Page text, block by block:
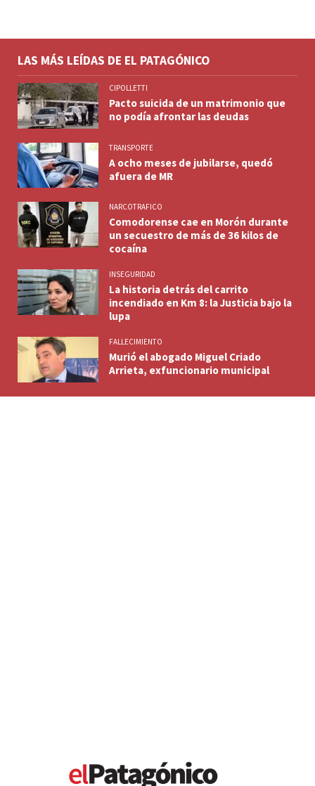
LAS MÁS LEÍDAS DE EL PATAGÓNICO
CIPOLLETTI
Pacto suicida de un matrimonio que
no podía afrontar las deudas
TRANSPORTE
A ocho meses de jubilarse, quedó
afuera de MR
NARCOTRAFICO
Comodorense cae en Morón durante
un secuestro de más de 36 kilos de
cocaína
INSEGURIDAD
La historia detrás del carrito
incendiado en Km 8: la Justicia bajo la
lupa
FALLECIMIENTO
Murió el abogado Miguel Criado
Arrieta, exfuncionario municipal